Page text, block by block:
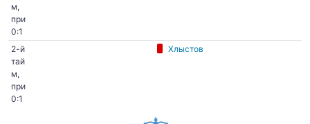
м,
при
0:1
2-й
тай
м,
при
0:1
Хлыстов